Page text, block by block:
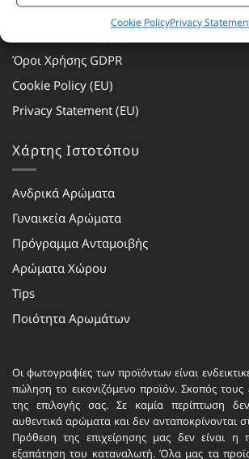
Cookie PolicyPrivacy
Τρόποι Αποστολής
Όροι Χρήσης GDPR
Cookie Policy (EU)
Privacy Statement (EU)
Χάρτης Ιστοτόπου
Ανδρικά Αρώματα
Γυναικεία Αρώματα
Πρόγραμμα Ανταμοιβής
Αρώματα Χώρου
Tips
Ποιότητα Αρωμάτων
Οι φωτογραφίες των προϊόντων είναι
πώληση το εικονιζόμενο προϊόν. Σκοπός τους
της επιλογής σας. Σε καμία περίπτωση
αυθεντικά αρώματα και δεν ανταποκρίνονται
Πρόθεση της επιχείρησης μας δεν είναι η
εξαπάτηση του καταναλωτή. Όλα μας τα